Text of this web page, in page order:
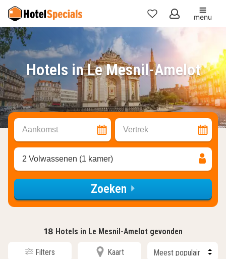
Mijn
favorieten
menu
Hotels in Le Mesnil-Amelot
Aankomst Vertrek
2 Volwassenen (1 kamer)
Zoeken
18 Hotels in Le Mesnil-Amelot gevonden
Filters Kaart